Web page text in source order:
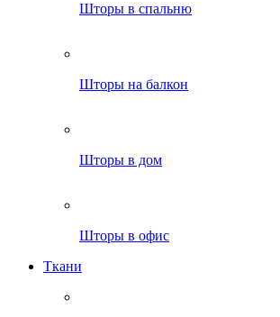
Шторы в спальню
Шторы на балкон
Шторы в дом
Шторы в офис
Ткани